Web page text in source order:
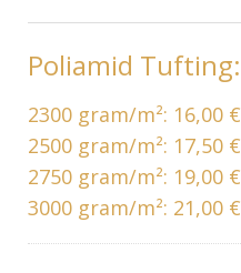
Poliamid Tufting:
2300 gram/m²: 16,00 €
2500 gram/m²: 17,50 €
2750 gram/m²: 19,00 €
3000 gram/m²: 21,00 €